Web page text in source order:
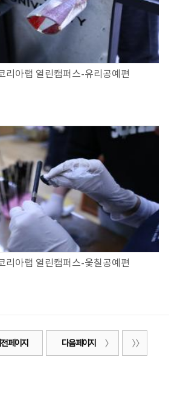
리아랩 열린캠퍼스-유리공예편
리아랩 열린캠퍼스-옻칠공예편
페이지 다음 페이지